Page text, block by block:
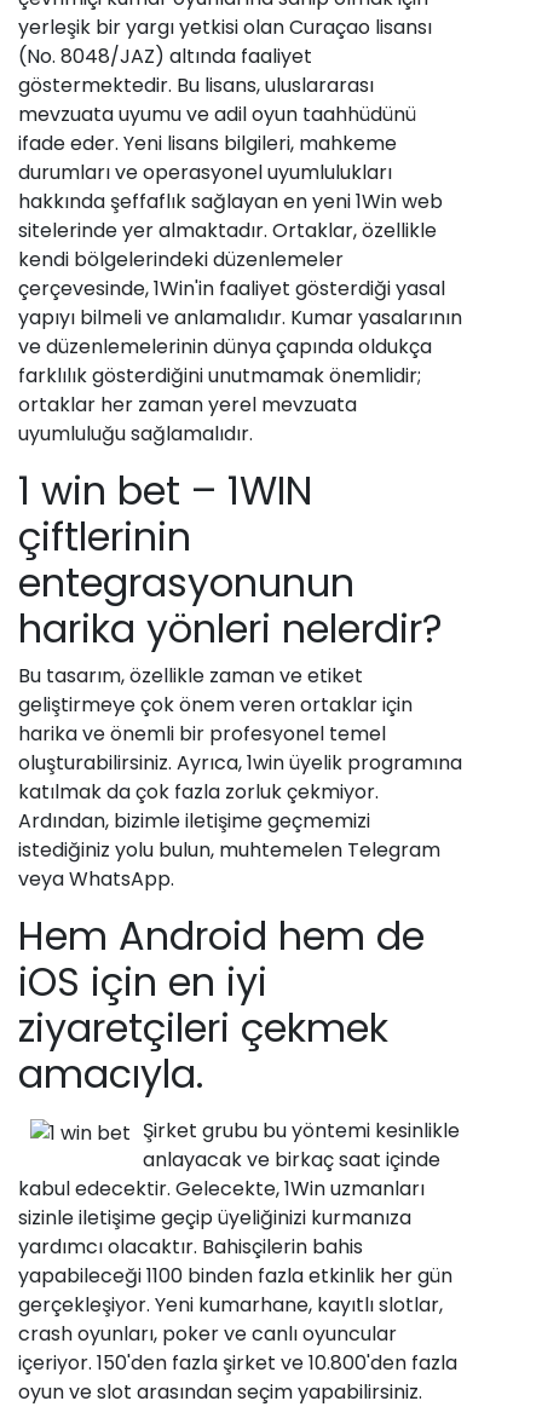
yerleşik bir yargı yetkisi olan Curaçao lisansı
(No. 8048/JAZ) altında faaliyet
göstermektedir. Bu lisans, uluslararası
mevzuata uyumu ve adil oyun taahhüdünü
ifade eder. Yeni lisans bilgileri, mahkeme
durumları ve operasyonel uyumlulukları
hakkında şeffaflık sağlayan en yeni 1Win web
sitelerinde yer almaktadır. Ortaklar, özellikle
kendi bölgelerindeki düzenlemeler
çerçevesinde, 1Win'in faaliyet gösterdiği yasal
yapıyı bilmeli ve anlamalıdır. Kumar yasalarının
ve düzenlemelerinin dünya çapında oldukça
farklılık gösterdiğini unutmamak önemlidir;
ortaklar her zaman yerel mevzuata
uyumluluğu sağlamalıdır.
1 win bet – 1WIN
çiftlerinin
entegrasyonunun
harika yönleri nelerdir?
Bu tasarım, özellikle zaman ve etiket
geliştirmeye çok önem veren ortaklar için
harika ve önemli bir profesyonel temel
oluşturabilirsiniz. Ayrıca, 1win üyelik programına
katılmak da çok fazla zorluk çekmiyor.
Ardından, bizimle iletişime geçmemizi
istediğiniz yolu bulun, muhtemelen Telegram
veya WhatsApp.
Hem Android hem de
iOS için en iyi
ziyaretçileri çekmek
amacıyla.
Şirket grubu bu yöntemi kesinlikle
anlayacak ve birkaç saat içinde
kabul edecektir. Gelecekte, 1Win uzmanları
sizinle iletişime geçip üyeliğinizi kurmanıza
yardımcı olacaktır. Bahisçilerin bahis
yapabileceği 1100 binden fazla etkinlik her gün
gerçekleşiyor. Yeni kumarhane, kayıtlı slotlar,
crash oyunları, poker ve canlı oyuncular
içeriyor. 150'den fazla şirket ve 10.800'den fazla
oyun ve slot arasından seçim yapabilirsiniz.